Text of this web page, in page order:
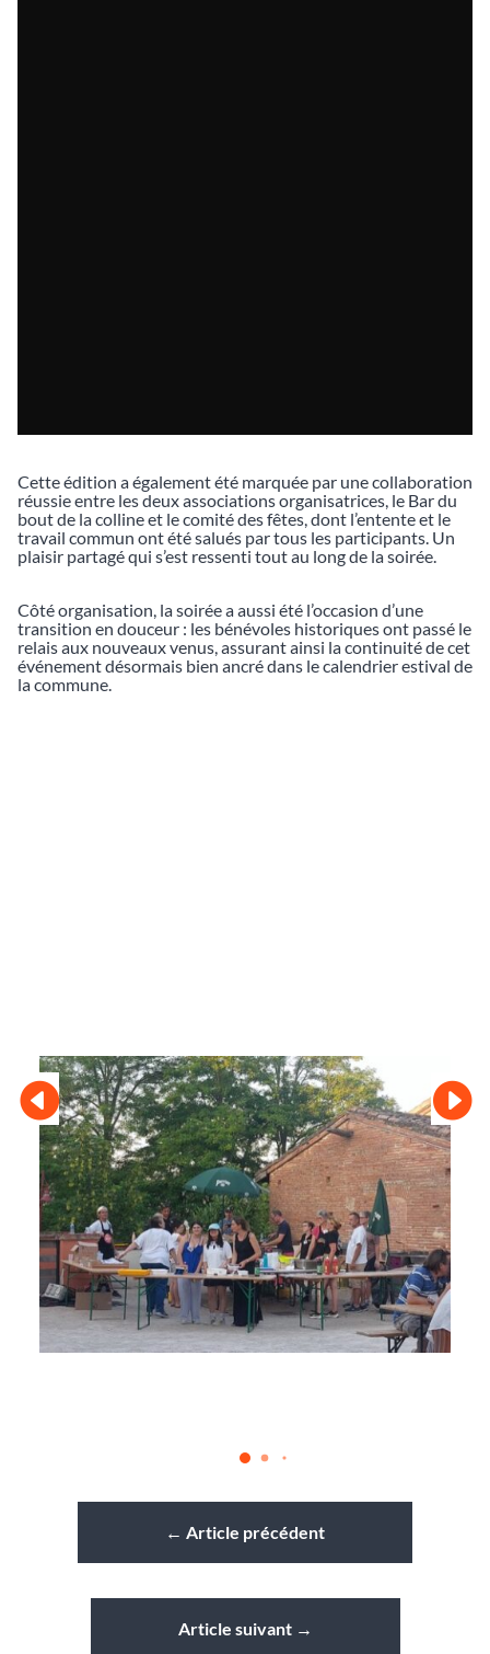
Cette édition a également été marquée par une collaboration
réussie entre les deux associations organisatrices, le Bar du
bout de la colline et le comité des fêtes, dont l’entente et le
travail commun ont été salués par tous les participants. Un
plaisir partagé qui s’est ressenti tout au long de la soirée.
Côté organisation, la soirée a aussi été l’occasion d’une
transition en douceur : les bénévoles historiques ont passé le
relais aux nouveaux venus, assurant ainsi la continuité de cet
événement désormais bien ancré dans le calendrier estival de
la commune.
← Article précédent
Article suivant→